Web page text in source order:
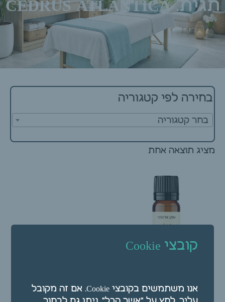
תגית: CEDRUS ATLANTICA
בחירה לפי קטגוריה
בחר קטגוריה
מציג תוצאה אחת
ארז 10 מ"ל
קובצי Cookie
אנו משתמשים בקובצי Cookie. אם זה מקובל